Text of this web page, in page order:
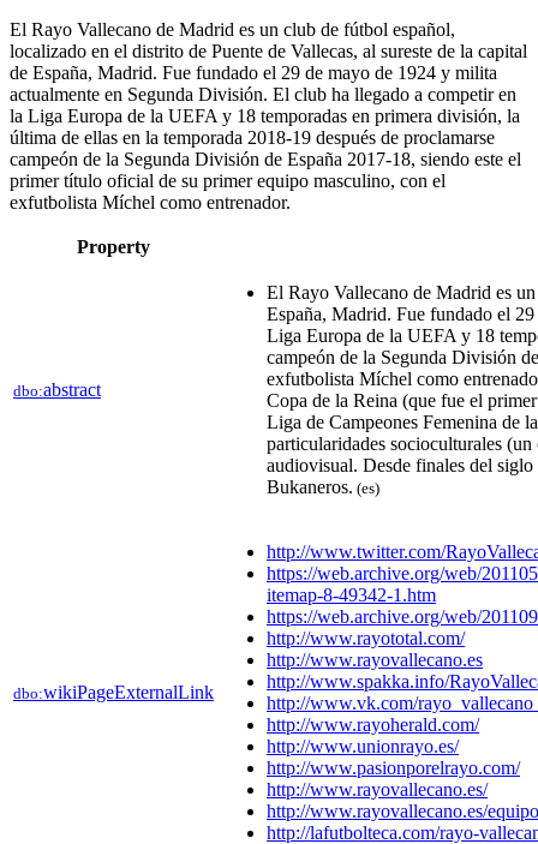
El Rayo Vallecano de Madrid es un club de fútbol español,
localizado en el distrito de Puente de Vallecas, al sureste de la capital
de España, Madrid. Fue fundado el 29 de mayo de 1924 y milita
actualmente en Segunda División. El club ha llegado a competir en
la Liga Europa de la UEFA y 18 temporadas en primera división, la
última de ellas en la temporada 2018-19 después de proclamarse
campeón de la Segunda División de España 2017-18, siendo este el
primer título oficial de su primer equipo masculino, con el
exfutbolista Míchel como entrenador.​
Property
dbo:abstract
El Rayo Vallecano de Madrid es
España, Madrid. Fue fundado el
Liga Europa de la UEFA y 18
campeón de la Segunda División
exfutbolista Míchel como
Copa de la Reina (que fue el
Liga de Campeones Femenina de
particularidades socioculturales
audiovisual.​​ Desde finales del
Bukaneros. (es)
dbo:wikiPageExternalLink
http://www.twitter.com/
https://web.archive.org/web/
itemap-8-49342-1.htm
https://web.archive.org/web/
http://www.rayototal.com/
http://www.rayovallecano.es
http://www.spakka.info/
http://www.vk.com/
http://www.rayoherald.com/
http://www.unionrayo.es/
http://www.pasionporelrayo.com/
http://www.rayovallecano.es/
http://www.rayovallecano.es/
http://lafutbolteca.com/rayo-